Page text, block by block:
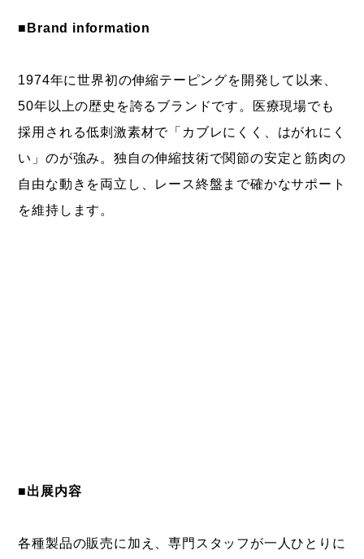
■Brand information
1974年に世界初の伸縮テーピングを開発して以来、
50年以上の歴史を誇るブランドです。医療現場でも
採用される低刺激素材で「カブレにくく、はがれにく
い」のが強み。独自の伸縮技術で関節の安定と筋肉の
自由な動きを両立し、レース終盤まで確かなサポート
を維持します。
■出展内容
各種製品の販売に加え、専門スタッフが一人ひとりに